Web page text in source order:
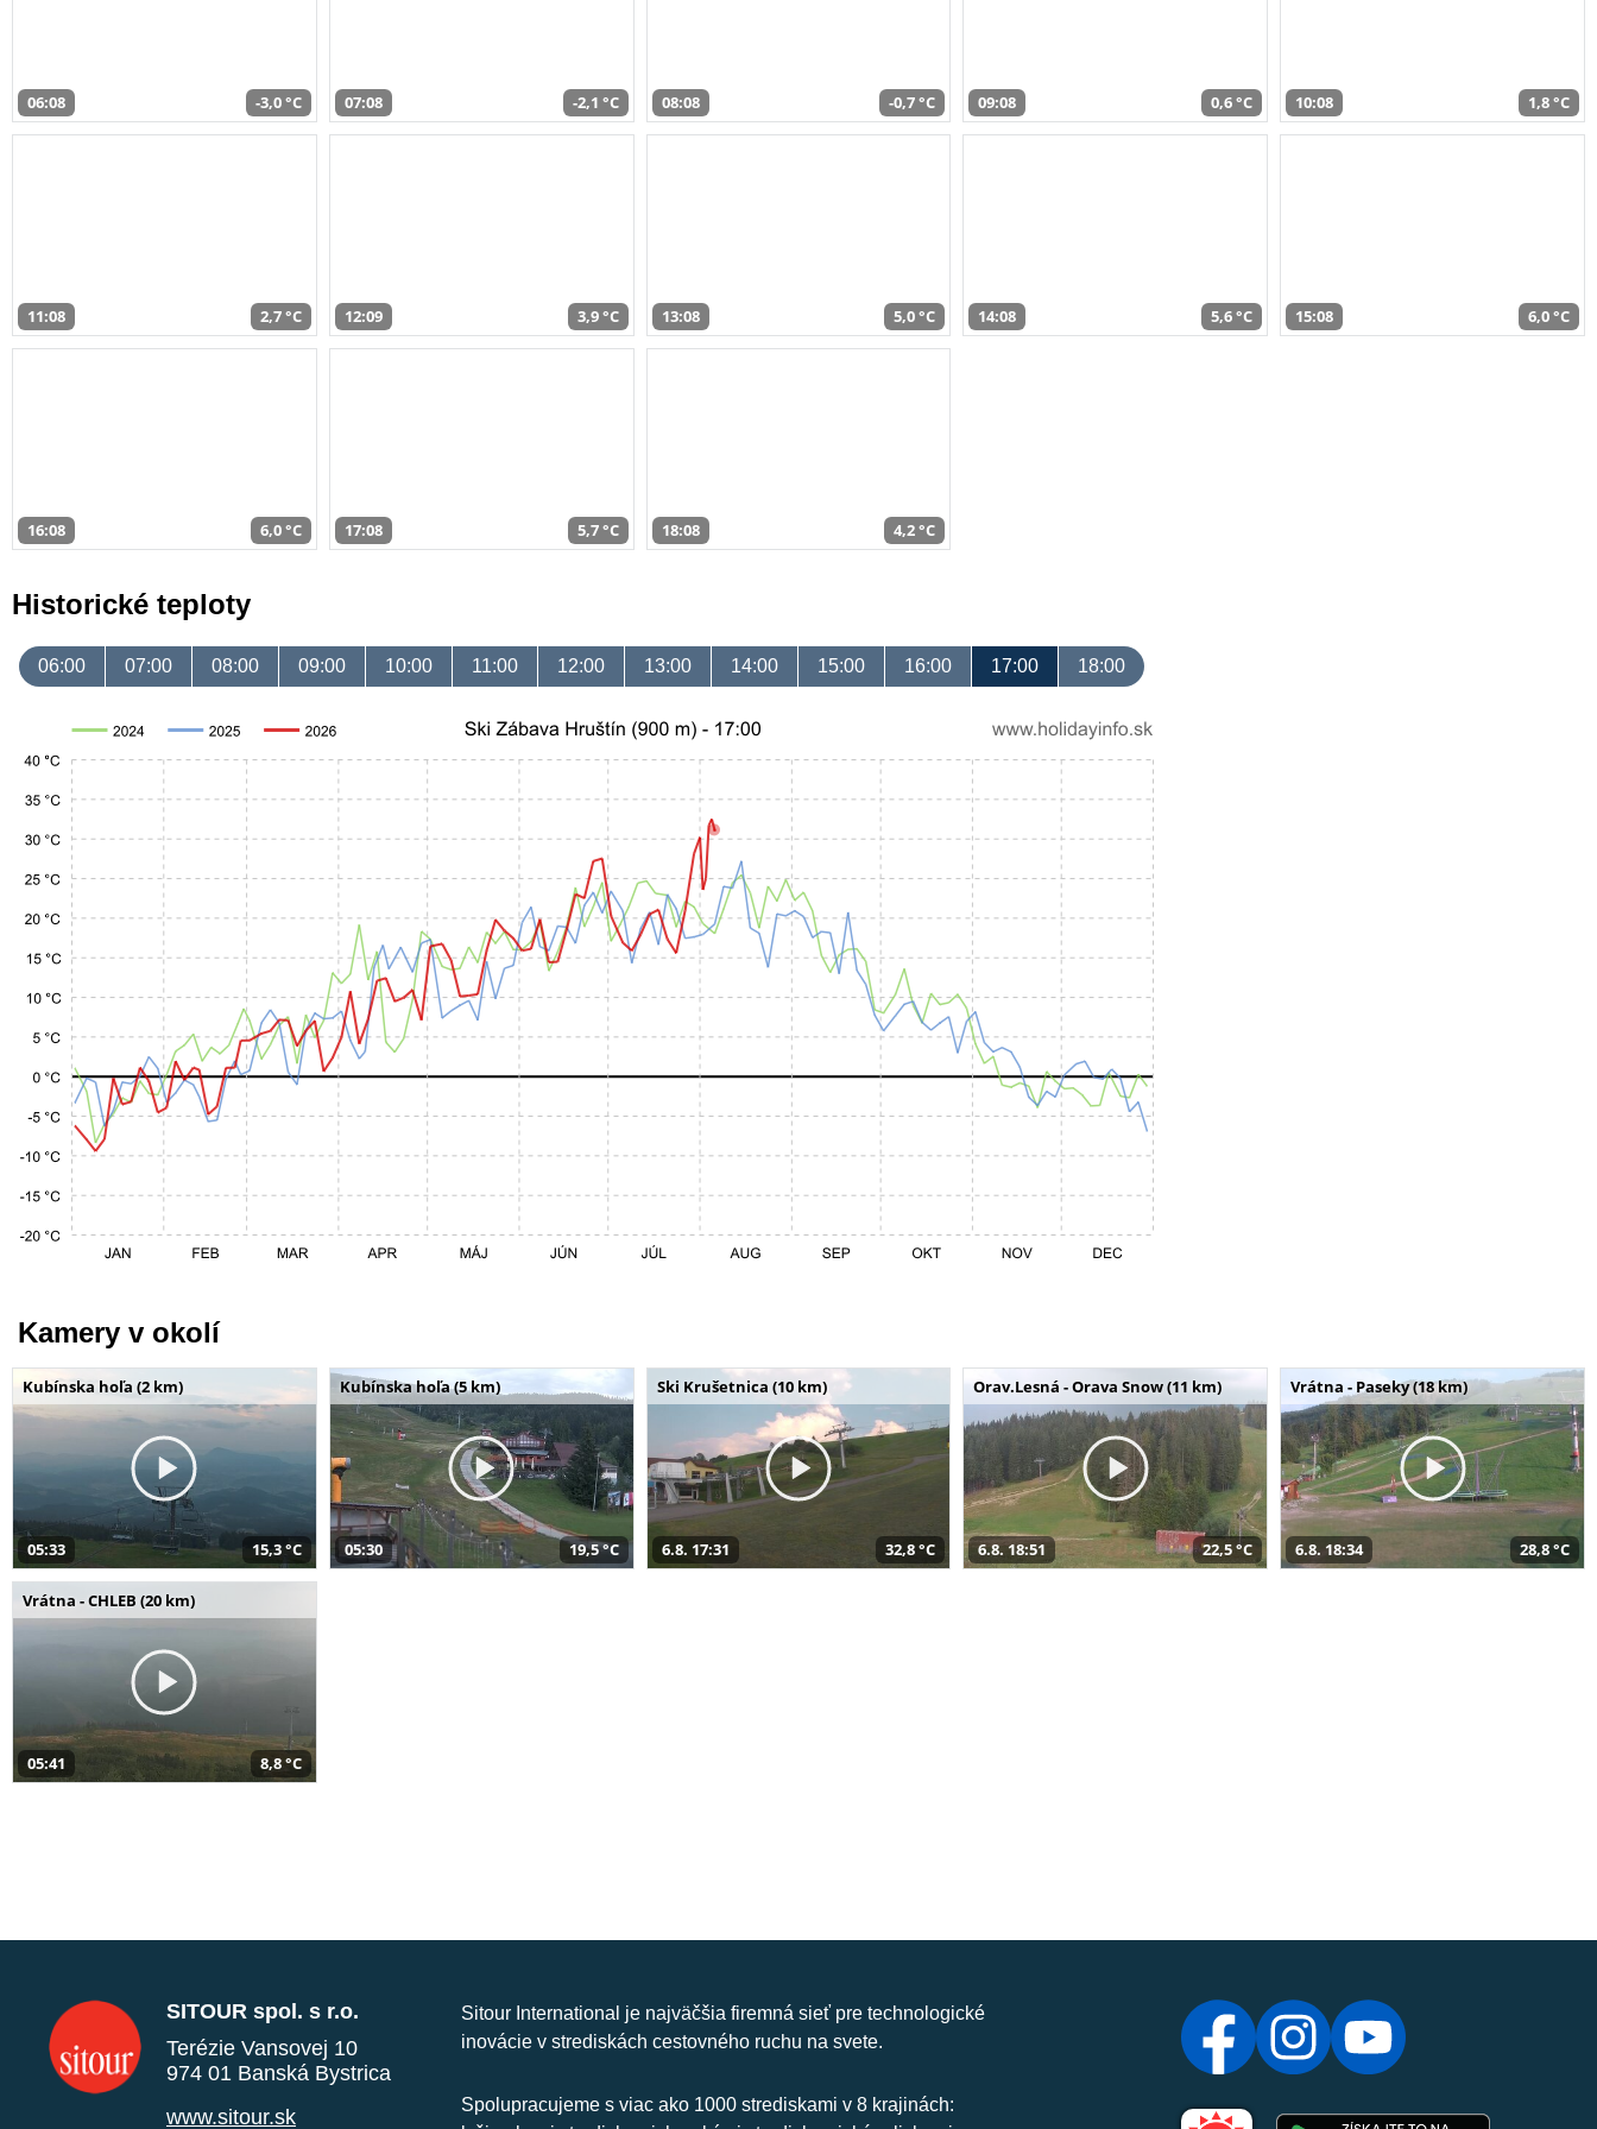
06:08 -3,0 °C 07:08 -2,1 °C 08:08 -0,7 °C 09:08 0,6 °C 10:08 1,8 °C
11:08 2,7 °C 12:09 3,9 °C 13:08 5,0 °C 14:08 5,6 °C 15:08 6,0 °C
16:08 6,0 °C 17:08 5,7 °C 18:08 4,2 °C
Historické teploty
06:00 07:00 08:00 09:00 10:00 11:00 12:00 13:00 14:00 15:00 16:00 17:00 18:00
Kamery v okolí
Kubínska hoľa (2 km)
05:33 15,3 °C
Kubínska hoľa (5 km)
05:30 19,5 °C
Ski Krušetnica (10 km)
6.8. 17:31 32,8 °C
Orav.Lesná - Orava Snow (11 km)
6.8. 18:51 22,5 °C
Vrátna - Paseky (18 km)
6.8. 18:34 28,8 °C
Vrátna - CHLEB (20 km)
05:41 8,8 °C
SITOUR spol. s r.o.
Terézie Vansovej 10
974 01 Banská Bystrica
www.sitour.sk
Sitour International je najväčšia firemná sieť pre technologické
inovácie v strediskách cestovného ruchu na svete.
Spolupracujeme s viac ako 1000 strediskami v 8 krajinách: